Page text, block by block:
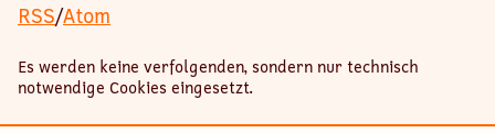
RSS/Atom
Es werden keine verfolgenden, sondern nur technisch
notwendige Cookies eingesetzt.